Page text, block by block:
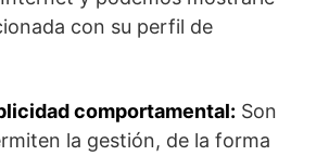
con su perfil de
comportamental: Son
la gestión, de la forma